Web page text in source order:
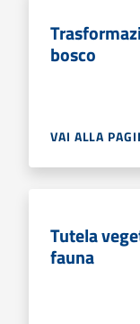
bosco
VAI ALLA
Tutela
fauna